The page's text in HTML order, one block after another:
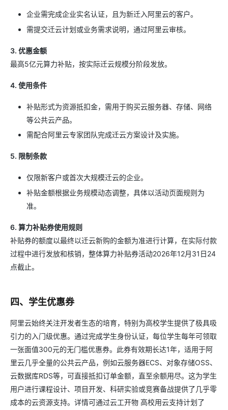
企业需完成企业实名认证，且为新迁入阿里云的客户。
需提交迁云计划或业务需求说明，通过阿里云审核。
3. 优惠金额
最高5亿元算力补贴，按实际迁云规模分阶段发放。
4. 使用条件
补贴形式为资源抵扣金，需用于购买云服务器、存储、网络
等公共云产品。
需配合阿里云专家团队完成迁云方案设计及实施。
5. 限制条款
仅限新客户或首次大规模迁云的企业。
补贴金额根据业务规模动态调整，具体以活动页面规则为
准。
6. 算力补贴券使用规则
补贴券的额度以最终以迁云新购的金额为准进行计算，在实际付款
过程中进行发放和核销，整体算力补贴券活动2026年12月31日24
点截止。
四、学生优惠券
阿里云始终关注开发者生态的培育，特别为高校学生提供了极具吸
引力的入门级优惠。通过完成学生身份认证，每位学生每年可领取
一张面值300元的无门槛优惠券。此券有效期长达1年，适用于阿
里云几乎全量的公共云产品，例如云服务器ECS、对象存储OSS、
云数据库RDS等，可直接抵扣订单金额，直至余额用尽。这为学生
用户进行课程设计、项目开发、科研实验或竞赛备战提供了几乎零
成本的云资源支持。详情可通过云工开物 高校用云支持计划了